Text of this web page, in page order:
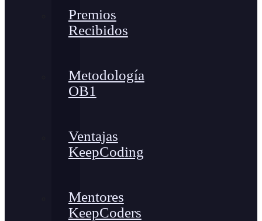
Premios
Recibidos
Metodología
OB1
Ventajas
KeepCoding
Mentores
KeepCoders